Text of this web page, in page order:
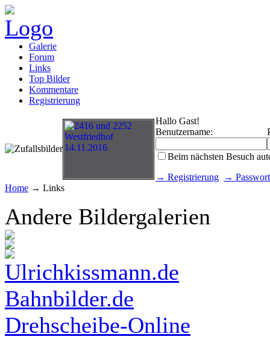
Galerie
Forum
Links
Top Bilder
Kommentare
Registrierung
Hallo Gast!
Benutzername:
Beim nächsten Besuch
→ Registrierung
→
Home → Links
Andere Bildergalerien
Ulrichkissmann.de
Bahnbilder.de
Drehscheibe-Online